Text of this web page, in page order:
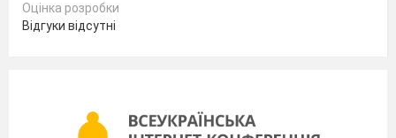
Історія виникнення орігамі нерозривно
пов'язана з історією виникнення паперу. Археологи
секреті. І тільки в610році буддійський монах Дан-
Оцінка розробки
Відгуки відсутні